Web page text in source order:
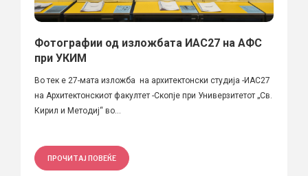
Фотографии од изложбата ИАС27 на АФС
при УКИМ
Во тек е 27-мата изложба на архитектонски студија -ИАС27
на Архитектонскиот факултет -Скопје при Универзитетот „Св.
Кирил и Методиј“ во...
ПРОЧИТАЈ ПОВЕЌЕ